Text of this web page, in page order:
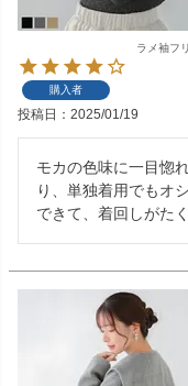
ラメ袖フ
購入者
投稿日 2025/01/19
モカの色味に一目惚
り、単独着用でもオ
できて、着回しがた